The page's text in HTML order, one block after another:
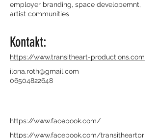
employer branding, space developemnt,
artist communities
Kontakt:
https://www.transitheart-productions.com
ilona.roth@gmail.com
06504822648
https://www.facebook.com/
https://www.facebook.com/transitheartpr